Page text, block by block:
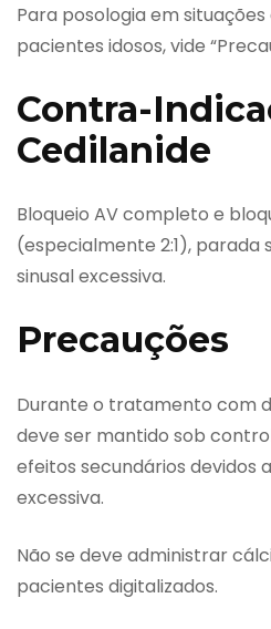
Para posologia em
pacientes idosos, vide
Contra-
Cedilanide
Bloqueio AV completo e
(especialmente 2:1), parada
sinusal excessiva.
Precauções
Durante o tratamento com
deve ser mantido sob
efeitos secundários devidos
excessiva.
Não se deve administrar
pacientes digitalizados.